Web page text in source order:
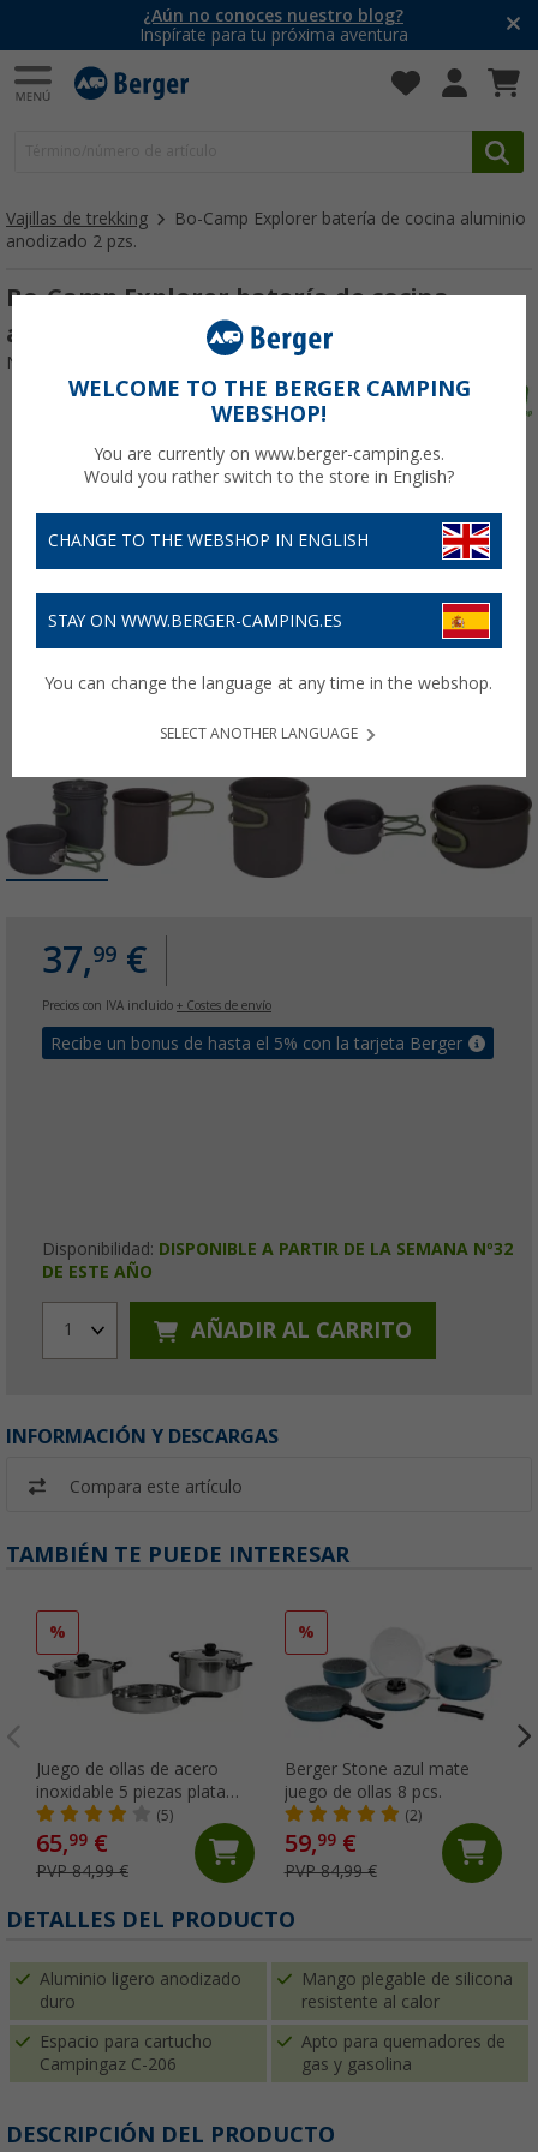
¿Aún no conoces nuestro blog?
Inspírate para tu próxima aventura
Vajillas de trekking
Bo-Camp Explorer batería de cocina aluminio
anodizado 2 pzs.
Bo-Camp Explorer batería de cocina
aluminio anodizado 2 pzs.
Nº de artículo 679886
37,99 €
Precios con IVA incluido + Costes de envío
Recibe un bonus de hasta el 5% con la tarjeta Berger
Disponibilidad: DISPONIBLE A PARTIR DE LA SEMANA Nº32
DE ESTE AÑO
1 AÑADIR AL CARRITO
INFORMACIÓN Y DESCARGAS
Compara este artículo
TAMBIÉN TE PUEDE INTERESAR
%
Juego de ollas de acero
inoxidable 5 piezas plata
Berger
(5)
65,99 €
PVP 84,99 €
%
Berger Stone azul mate
juego de ollas 8 pcs.
(2)
59,99€
PVP 84,99 €
DETALLES DEL PRODUCTO
Aluminio ligero anodizado
duro
Mango plegable de silicona
resistente al calor
Espacio para cartucho
Campingaz C-206
Apto para quemadores de
gas y gasolina
DESCRIPCIÓN DEL PRODUCTO
WELCOME TO THE BERGER CAMPING
WEBSHOP!
You are currently on www.berger-camping.es.
Would you rather switch to the store in English?
CHANGE TO THE WEBSHOP IN ENGLISH
STAY ON WWW.BERGER-CAMPING.ES
You can change the language at any time in the webshop.
SELECT ANOTHER LANGUAGE